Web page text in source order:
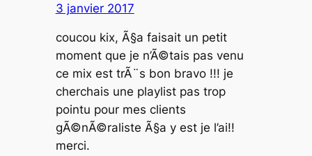
3 janvier 2017
coucou kix, Ã§a faisait un petit
moment que je n’Ã©tais pas venu
ce mix est trÃ¨s bon bravo !!! je
cherchais une playlist pas trop
pointu pour mes clients
gÃ©nÃ©raliste Ã§a y est je l’ai!!
merci.